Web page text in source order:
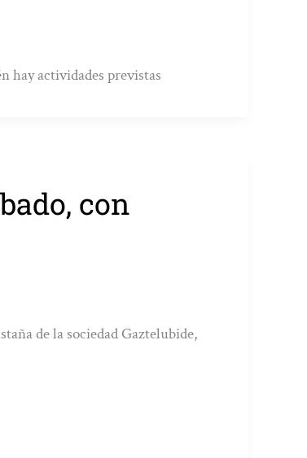
hay actividades previstas
con
de la sociedad Gaztelubide,